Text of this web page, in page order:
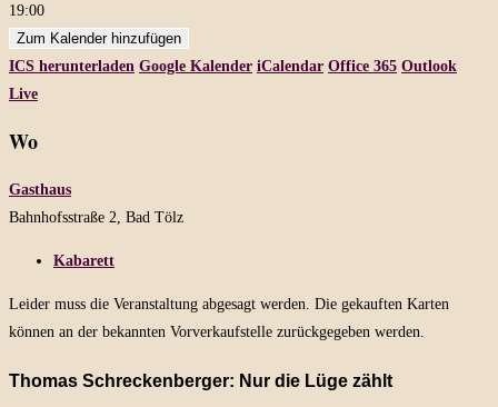
19:00
Zum Kalender hinzufügen
ICS herunterladen Google Kalender iCalendar Office 365 Outlook
Live
Wo
Gasthaus
Bahnhofsstraße 2, Bad Tölz
Kabarett
Leider muss die Veranstaltung abgesagt werden. Die gekauften Karten
können an der bekannten Vorverkaufstelle zurückgegeben werden.
Thomas Schreckenberger: Nur die Lüge zählt